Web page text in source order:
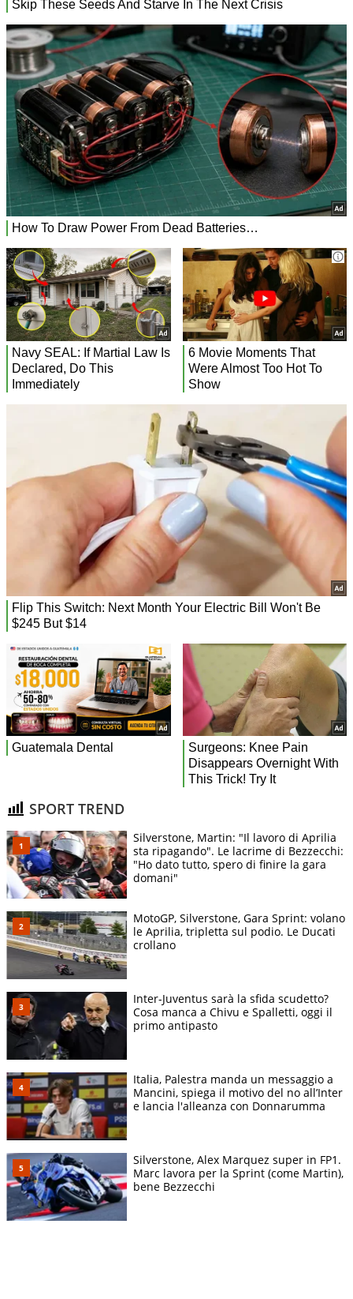
SPORT TREND
Silverstone, Martin: "Il lavoro di Aprilia
sta ripagando". Le lacrime di Bezzecchi:
"Ho dato tutto, spero di finire la gara
domani"
MotoGP, Silverstone, Gara Sprint: volano
le Aprilia, tripletta sul podio. Le Ducati
crollano
Inter-Juventus sarà la sfida scudetto?
Cosa manca a Chivu e Spalletti, oggi il
primo antipasto
Italia, Palestra manda un messaggio a
Mancini, spiega il motivo del no all’Inter
e lancia l'alleanza con Donnarumma
Silverstone, Alex Marquez super in FP1.
Marc lavora per la Sprint (come Martin),
bene Bezzecchi